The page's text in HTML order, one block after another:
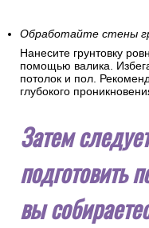
Обработайте стены
Нанесите грунтовку
помощью валика.
потолок и пол.
глубокого
Затем
подготовить
вы